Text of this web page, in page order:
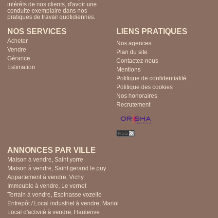
intérêts de nos clients, d'avoir une
conduite exemplaire dans nos
pratiques de travail quotidiennes.
intérêts de nos clients, d'avoir une
conduite exemplaire dans nos
pratiques de travail quotidiennes.
NOS SERVICES
Acheter
Vendre
Gérance
Estimation
LIENS PRATIQUES
Nos agences
Plan du site
Contactez-nous
Mentions
Politique de confidentialité
Politique des cookies
Nos honoraires
Recrutement
ANNONCES PAR VILLE
Maison à vendre, Saint yorre
Maison à vendre, Saint gerand le puy
Appartement à vendre, Vichy
Immeuble à vendre, Le vernet
Terrain à vendre, Espinasse vozelle
Entrepôt / Local industriel à vendre, Mariol
Local d'activité à vendre, Hauterive